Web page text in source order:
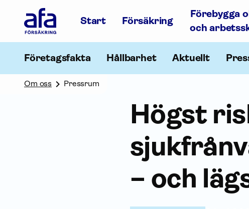
Försäkring
Gå
startsidan
Start Försäkring
Förebygga
och
Företagsfakta Hållbarhet Aktuellt
Om oss Pressrum
Högst
– och